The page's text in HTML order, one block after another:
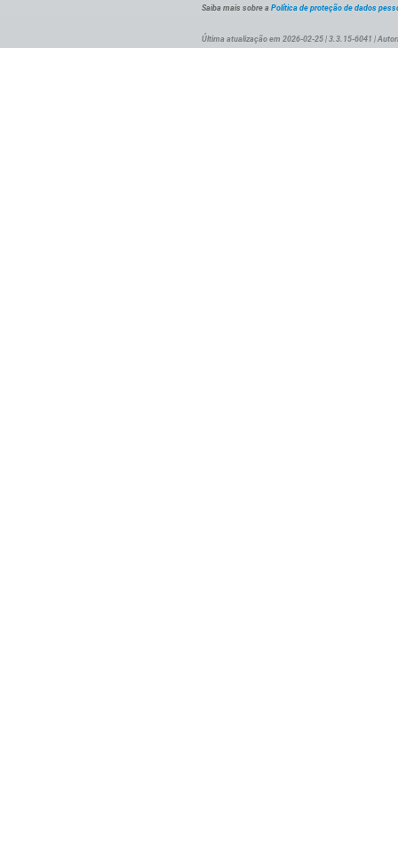
Saiba mais sobre a Política de proteção de dados
Última atualização em 2026-02-25 | 3.3.15-6041 |